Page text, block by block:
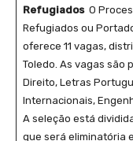
Refugiados O
Refugiados ou
oferece 11 vagas,
Toledo. As vagas são
Direito, Letras
Internacionais,
A seleção está
que será eliminatória